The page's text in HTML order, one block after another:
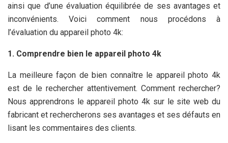
ainsi que d’une évaluation équilibrée de ses avantages et
inconvénients. Voici comment nous procédons à
l’évaluation du appareil photo 4k:
1. Comprendre bien le appareil photo 4k
La meilleure façon de bien connaître le appareil photo 4k
est de le rechercher attentivement. Comment rechercher?
Nous apprendrons le appareil photo 4k sur le site web du
fabricant et rechercherons ses avantages et ses défauts en
lisant les commentaires des clients.